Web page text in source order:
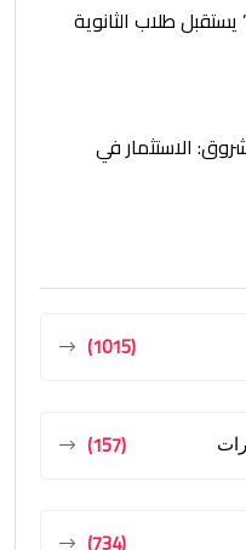
طلاب الثانوية
الاستثمار في
(1015)
(157)